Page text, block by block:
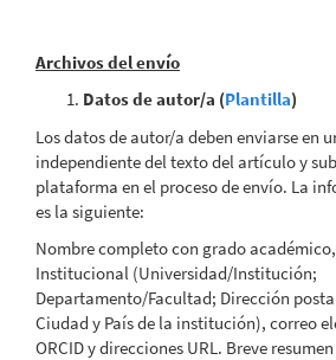
Archivos del envío
Datos de autor/a (Plantilla)
Los datos de autor/a deben enviarse en
independiente del texto del artículo y
plataforma en el proceso de envío. La
es la siguiente:
Nombre completo con grado
Institucional (Universidad/Institución;
Departamento/Facultad; Dirección
Ciudad y País de la institución), correo
ORCID y direcciones URL. Breve